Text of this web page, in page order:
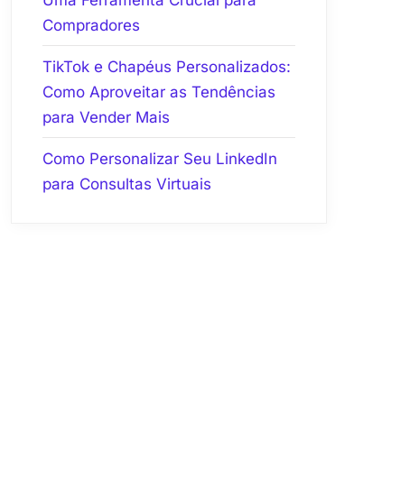
Compradores
TikTok e Chapéus Personalizados:
Como Aproveitar as Tendências
para Vender Mais
Como Personalizar Seu LinkedIn
para Consultas Virtuais